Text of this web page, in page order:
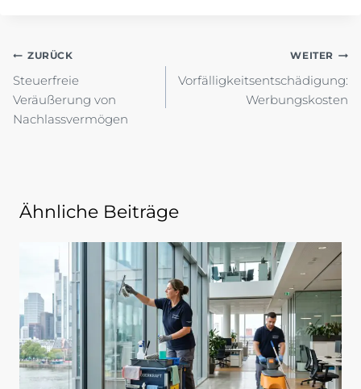
Beitragsnavigation
ZURÜCK
Steuerfreie
Veräußerung von
Nachlassvermögen
WEITER
Vorfälligkeitsentschädigung:
Werbungskosten
Ähnliche Beiträge